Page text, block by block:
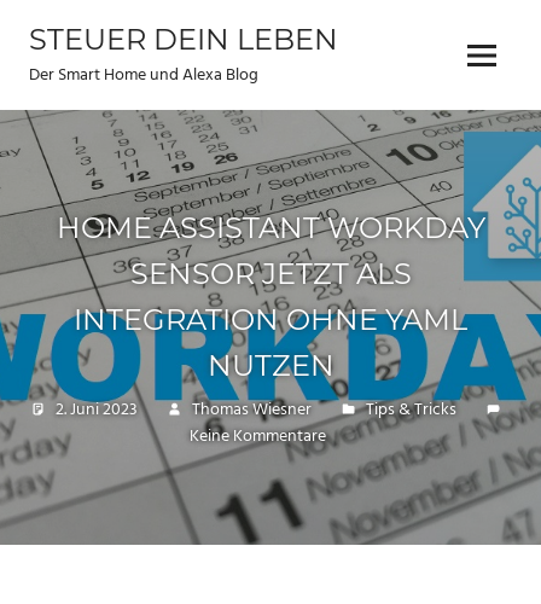
Inhalt
springen
STEUER DEIN LEBEN
Der Smart Home und Alexa Blog Menu
HOME ASSISTANT WORKDAY
SENSOR JETZT ALS
INTEGRATION OHNE YAML
NUTZEN
2. Juni 2023 Thomas Wiesner
Tips & Tricks
Keine Kommentare